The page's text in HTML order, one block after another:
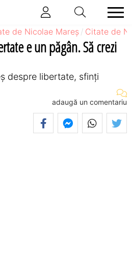
de Nicolae Mareș Citate de
e un păgân. Să crezi
despre libertate, sfinți
adaugă un comentariu